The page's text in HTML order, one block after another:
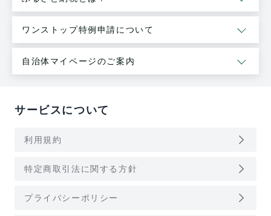
ワンストップ特例申請について
自治体マイページのご案内
サービスについて
利用規約 arrow_forward_ios
特定商取引法に関する方針 arrow_forward_ios
プライバシーポリシー arrow_forward_ios